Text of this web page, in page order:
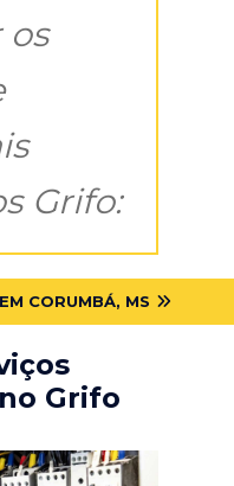
os
Grifo:
CORUMBÁ, MS
Grifo